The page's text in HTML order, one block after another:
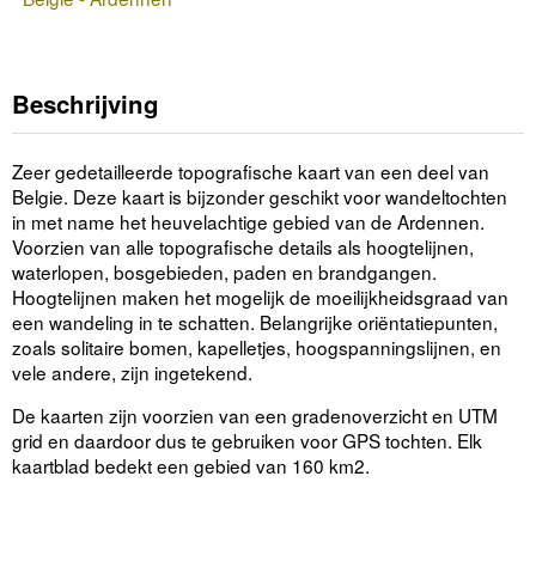
Beschrijving
Zeer gedetailleerde topografische kaart van een deel van
Belgie. Deze kaart is bijzonder geschikt voor wandeltochten
in met name het heuvelachtige gebied van de Ardennen.
Voorzien van alle topografische details als hoogtelijnen,
waterlopen, bosgebieden, paden en brandgangen.
Hoogtelijnen maken het mogelijk de moeilijkheidsgraad van
een wandeling in te schatten. Belangrijke oriëntatiepunten,
zoals solitaire bomen, kapelletjes, hoogspanningslijnen, en
vele andere, zijn ingetekend.
De kaarten zijn voorzien van een gradenoverzicht en UTM
grid en daardoor dus te gebruiken voor GPS tochten. Elk
kaartblad bedekt een gebied van 160 km2.